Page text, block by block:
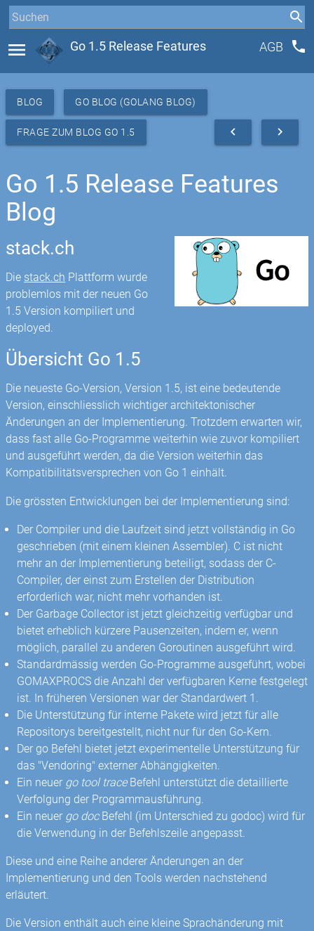
menu Go 1.5 Release Features AGB phone
BLOG GO BLOG (GOLANG BLOG)
FRAGE ZUM BLOG GO 1.5 navigate_next
navigate_before
Go 1.5 Release Features
Blog
stack.ch
Die stack.ch Plattform wurde
problemlos mit der neuen Go
1.5 Version kompiliert und
deployed.
Übersicht Go 1.5
Die neueste Go-Version, Version 1.5, ist eine bedeutende
Version, einschliesslich wichtiger architektonischer
Änderungen an der Implementierung. Trotzdem erwarten wir,
dass fast alle Go-Programme weiterhin wie zuvor kompiliert
und ausgeführt werden, da die Version weiterhin das
Kompatibilitätsversprechen von Go 1 einhält.
Die grössten Entwicklungen bei der Implementierung sind:
Der Compiler und die Laufzeit sind jetzt vollständig in Go
geschrieben (mit einem kleinen Assembler). C ist nicht
mehr an der Implementierung beteiligt, sodass der C-
Compiler, der einst zum Erstellen der Distribution
erforderlich war, nicht mehr vorhanden ist.
Der Garbage Collector ist jetzt gleichzeitig verfügbar und
bietet erheblich kürzere Pausenzeiten, indem er, wenn
möglich, parallel zu anderen Goroutinen ausgeführt wird.
Standardmässig werden Go-Programme ausgeführt, wobei
GOMAXPROCS die Anzahl der verfügbaren Kerne festgelegt
ist. In früheren Versionen war der Standardwert 1.
Die Unterstützung für interne Pakete wird jetzt für alle
Repositorys bereitgestellt, nicht nur für den Go-Kern.
Der go Befehl bietet jetzt experimentelle Unterstützung für
das "Vendoring" externer Abhängigkeiten.
Ein neuer go tool traceBefehl unterstützt die detaillierte
Verfolgung der Programmausführung.
Ein neuer go docBefehl (im Unterschied zu godoc) wird für
die Verwendung in der Befehlszeile angepasst.
Diese und eine Reihe anderer Änderungen an der
Implementierung und den Tools werden nachstehend
erläutert.
Die Version enthält auch eine kleine Sprachänderung mit